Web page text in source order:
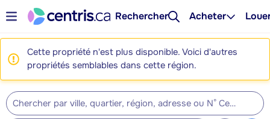
Rechercher Acheter
Cette propriété n'est plus disponible. Voici d'autres
propriétés semblables dans cette région.